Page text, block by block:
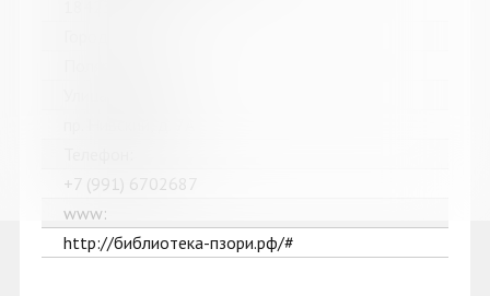
+7 (991) 6702687
www:
http://библиотека-пзори.рф/#